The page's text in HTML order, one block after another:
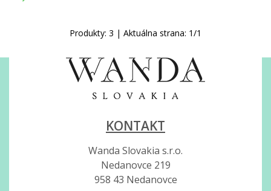
Produkty: 3 | Aktuálna strana: 1/1
KONTAKT
Wanda Slovakia s.r.o.
Nedanovce 219
958 43 Nedanovce